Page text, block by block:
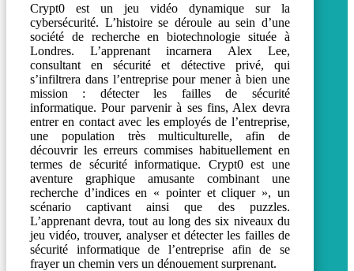
Crypt0 est un jeu vidéo dynamique sur la
cybersécurité. L’histoire se déroule au sein d’une
société de recherche en biotechnologie située à
Londres. L’apprenant incarnera Alex Lee,
consultant en sécurité et détective privé, qui
s’infiltrera dans l’entreprise pour mener à bien une
mission : détecter les failles de sécurité
informatique. Pour parvenir à ses fins, Alex devra
entrer en contact avec les employés de l’entreprise,
une population très multiculturelle, afin de
découvrir les erreurs commises habituellement en
termes de sécurité informatique. Crypt0 est une
aventure graphique amusante combinant une
recherche d’indices en « pointer et cliquer », un
scénario captivant ainsi que des puzzles.
L’apprenant devra, tout au long des six niveaux du
jeu vidéo, trouver, analyser et détecter les failles de
sécurité informatique de l’entreprise afin de se
frayer un chemin vers un dénouement surprenant.